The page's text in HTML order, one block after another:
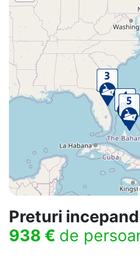
Preturi
938 € de